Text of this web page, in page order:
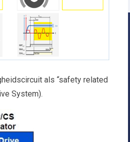
als “safety related
System).